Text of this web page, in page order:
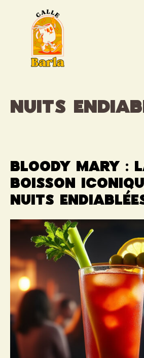
nuits
Bloody Mary :
boisson
nuits